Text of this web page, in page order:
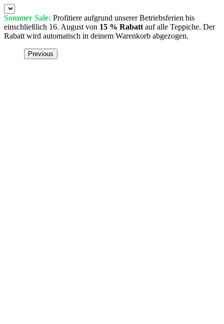
Sommer Sale: Profitiere aufgrund unserer Betriebsferien bis
einschließlich 16. August von 15 % Rabatt auf alle Teppiche. Der
Rabatt wird automatisch in deinem Warenkorb abgezogen.
Previous